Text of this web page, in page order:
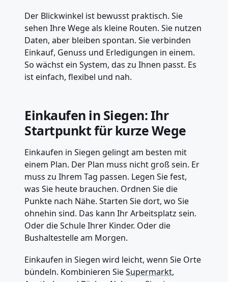
Der Blickwinkel ist bewusst praktisch. Sie
sehen Ihre Wege als kleine Routen. Sie nutzen
Daten, aber bleiben spontan. Sie verbinden
Einkauf, Genuss und Erledigungen in einem.
So wächst ein System, das zu Ihnen passt. Es
ist einfach, flexibel und nah.
Einkaufen in Siegen: Ihr
Startpunkt für kurze Wege
Einkaufen in Siegen gelingt am besten mit
einem Plan. Der Plan muss nicht groß sein. Er
muss zu Ihrem Tag passen. Legen Sie fest,
was Sie heute brauchen. Ordnen Sie die
Punkte nach Nähe. Starten Sie dort, wo Sie
ohnehin sind. Das kann Ihr Arbeitsplatz sein.
Oder die Schule Ihrer Kinder. Oder die
Bushaltestelle am Morgen.
Einkaufen in Siegen wird leicht, wenn Sie Orte
bündeln. Kombinieren SieSupermarkt,